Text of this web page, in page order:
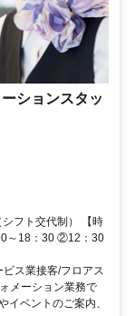
ションスタッ
フト交代制） 【時
～18：30 ②12：30
ス業接客/フロアス
メーション業務で
イベントのご案内、